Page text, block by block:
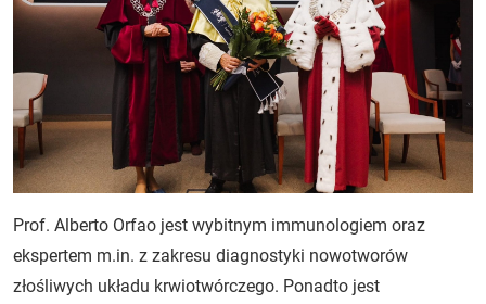
Prof. Alberto Orfao jest wybitnym immunologiem oraz
ekspertem m.in. z zakresu diagnostyki nowotworów
złośliwych układu krwiotwórczego. Ponadto jest